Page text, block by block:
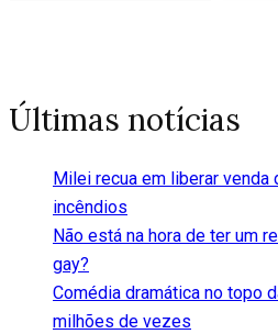
Últimas notícias
Milei recua em liberar
incêndios
Não está na hora de ter um
gay?
Comédia dramática no topo
milhões de vezes